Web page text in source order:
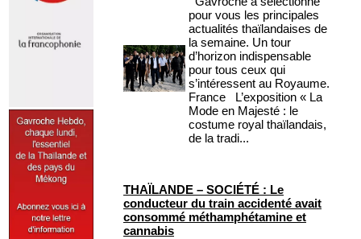
pour vous les principales
actualités thaïlandaises de
la semaine. Un tour
d’horizon indispensable
pour tous ceux qui
s’intéressent au Royaume.
France L’exposition « La
Mode en Majesté : le
costume royal thaïlandais,
de la tradi...
THAÏLANDE – SOCIÉTÉ : Le
conducteur du train accidenté avait
consommé méthamphétamine et
cannabis